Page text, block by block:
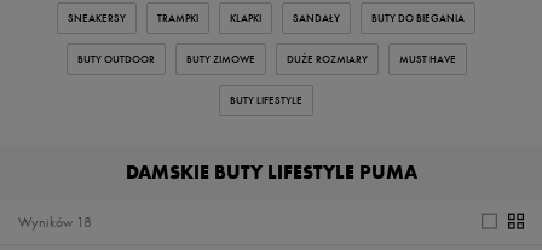
SNEAKERSY TRAMPKI KLAPKI SANDAŁY BUTY DO BIEGANIA
BUTY OUTDOOR BUTY ZIMOWE DUŻE ROZMIARY MUST HAVE
BUTY LIFESTYLE
DAMSKIE BUTY LIFESTYLE PUMA
18
Wyników